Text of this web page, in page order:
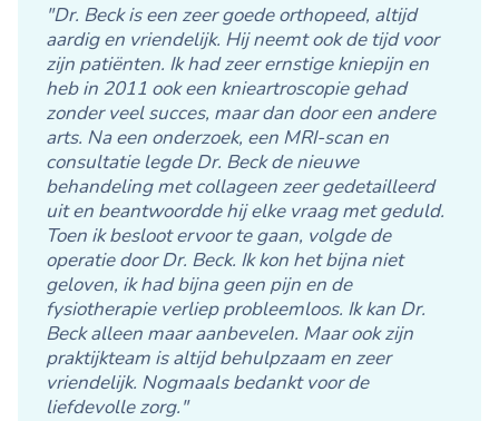
"Dr. Beck is een zeer goede orthopeed, altijd
aardig en vriendelijk. Hij neemt ook de tijd voor
zijn patiënten. Ik had zeer ernstige kniepijn en
heb in 2011 ook een knieartroscopie gehad
zonder veel succes, maar dan door een andere
arts. Na een onderzoek, een MRI-scan en
consultatie legde Dr. Beck de nieuwe
behandeling met collageen zeer gedetailleerd
uit en beantwoordde hij elke vraag met geduld.
Toen ik besloot ervoor te gaan, volgde de
operatie door Dr. Beck. Ik kon het bijna niet
geloven, ik had bijna geen pijn en de
fysiotherapie verliep probleemloos. Ik kan Dr.
Beck alleen maar aanbevelen. Maar ook zijn
praktijkteam is altijd behulpzaam en zeer
vriendelijk. Nogmaals bedankt voor de
liefdevolle zorg."